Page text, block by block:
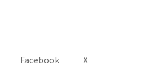
Facebook X